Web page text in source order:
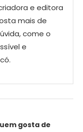
e editora
mais de
come o
e
gosta de